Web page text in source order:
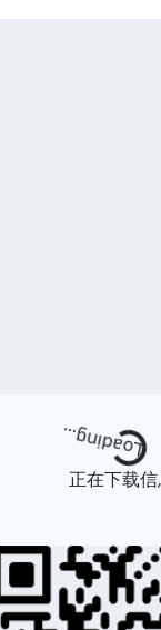
Loading...
正在下载信